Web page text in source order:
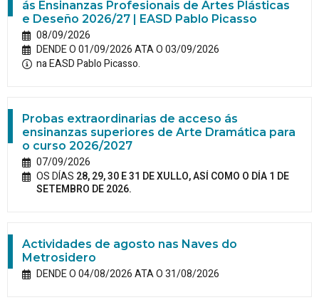
ás Ensinanzas Profesionais de Artes Plásticas
e Deseño 2026/27 | EASD Pablo Picasso
08/09/2026
DENDE O 01/09/2026 ATA O 03/09/2026
na EASD Pablo Picasso.
Probas extraordinarias de acceso ás
ensinanzas superiores de Arte Dramática para
o curso 2026/2027
07/09/2026
OS DÍAS 28, 29, 30 E 31 DE XULLO, ASÍ COMO O DÍA 1 DE
SETEMBRO DE 2026.
Actividades de agosto nas Naves do
Metrosidero
DENDE O 04/08/2026 ATA O 31/08/2026